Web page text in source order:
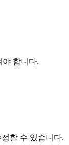
야 합니다.
할 수 있습니다.